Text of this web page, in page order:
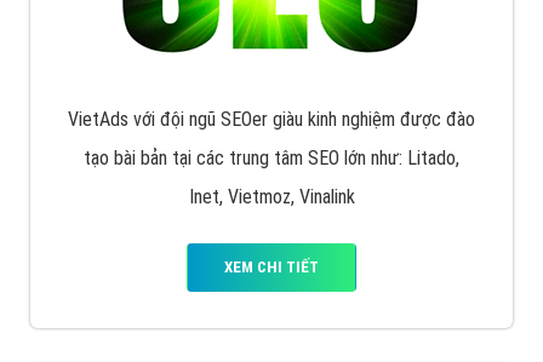
VietAds với đội ngũ SEOer giàu kinh nghiệm được đào
tạo bài bản tại các trung tâm SEO lớn như: Litado,
Inet, Vietmoz, Vinalink
XEM CHI TIẾT